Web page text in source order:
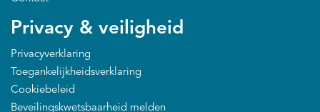
Privacy & veiligheid
Privacyverklaring
Toegankelijkheidsverklaring
Cookiebeleid
Beveilingskwetsbaarheid melden